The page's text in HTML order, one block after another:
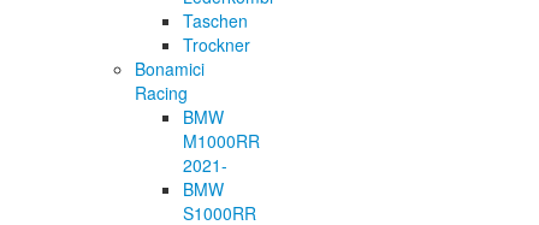
Taschen
Trockner
Bonamici
Racing
BMW
M1000RR
2021-
BMW
S1000RR